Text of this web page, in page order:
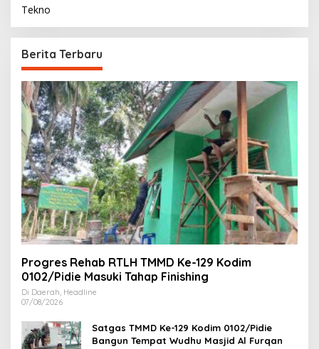
Tekno
Berita Terbaru
Progres Rehab RTLH TMMD Ke-129 Kodim
0102/Pidie Masuki Tahap Finishing
Di Daerah, Headline
07/08/2026
Satgas TMMD Ke-129 Kodim 0102/Pidie
Bangun Tempat Wudhu Masjid Al Furqan